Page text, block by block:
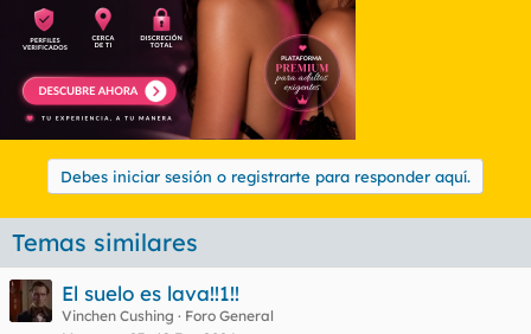
Debes iniciar sesión o registrarte para responder aquí.
Temas similares
El suelo es lava!!1!!
Vinchen Cushing
Foro General